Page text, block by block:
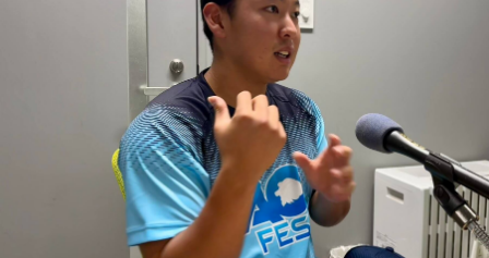
でもまだ若いですから。森保監督は“リバウンドメンタリテ
ィ”という言葉をよく使いますけど、何かうまくいかなかった
後のリアクションがすごく重要で、今後そこを塩貝選手は試
されるのかなと思いますし、その期待に応えるだけのものを
持っている選手だと思いますから、良いエネルギーに変えて
もらいたいなと思います。
----------------------------------------------------
この日の放送をradikoタイムフリーで聴く
※放送エリア外の方は、プレミアム会員の登録でご利用いた
ですが、3月9日に手術をさせていただいた。痛いままプレー
をしていても成績も上がらないですし、自分としても不安を
抱えながらプレーをするのは嫌だったので、できるだけ早く
手術をして、早く復帰ができるようにというので決断しまし
――以前から痛みはあったのでしょうか？
山田「痛みがない範囲でできていたのですが、痛みの場所が
動いてしまって、数ミリでも痛みの場所が動くだけで痛みが